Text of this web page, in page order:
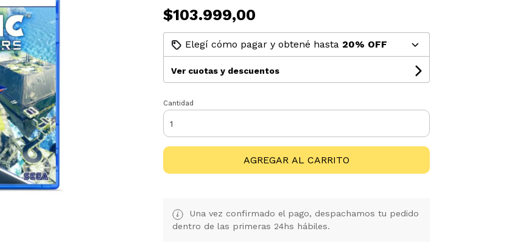
$103.999,00
Elegí cómo pagar y obtené hasta 20% OFF
Ver cuotas y descuentos
Cantidad
AGREGAR AL CARRITO
Una vez confirmado el pago, despachamos tu pedido
dentro de las primeras 24hs hábiles.